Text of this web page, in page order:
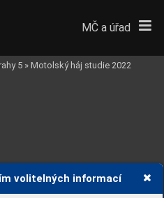
volitelných informací
MČ a úřad
5 » Motolský háj studie 2022